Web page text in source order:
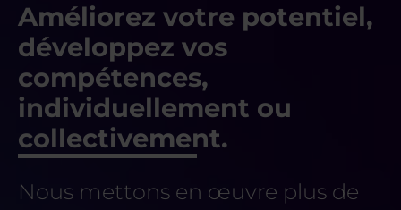
Améliorez votre potentiel,
développez vos
compétences,
individuellement ou
collectivement.
Nous mettons en œuvre plus de